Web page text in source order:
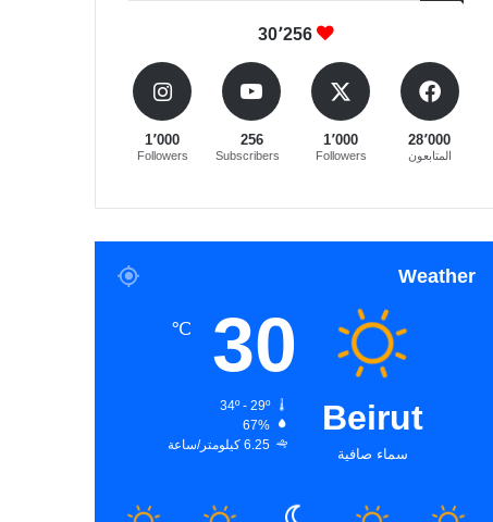
30٬256
28٬000
المتابعون
1٬000
Followers
256
Subscribers
1٬000
Followers
Weather
Beirut
سماء صافية
30
℃
34º - 29º
67%
6.25 كيلومتر/ساعة